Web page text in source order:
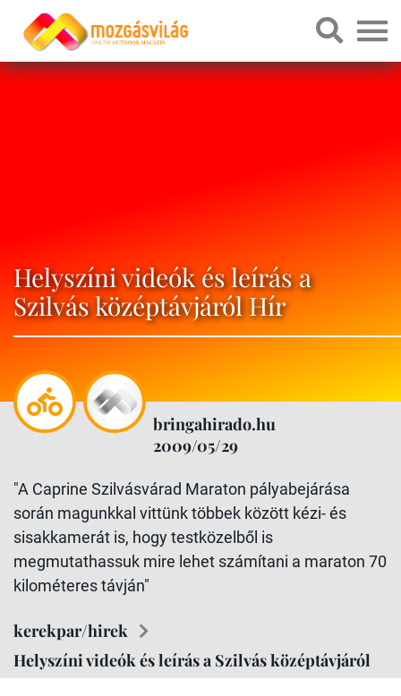
Helyszíni videók és leírás a
Szilvás középtávjáról Hír
bringahirado.hu
2009/05/29
"A Caprine Szilvásvárad Maraton pályabejárása
során magunkkal vittünk többek között kézi- és
sisakkamerát is, hogy testközelből is
megmutathassuk mire lehet számítani a maraton 70
kilométeres távján"
kerekpar/hirek
Helyszíni videók és leírás a Szilvás középtávjáról